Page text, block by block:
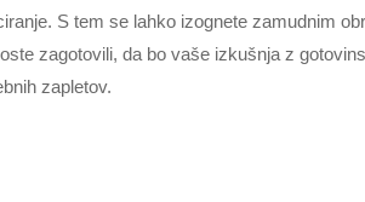
S tem se lahko izognete zamudnim
zagotovili, da bo vaše izkušnja z
zapletov.